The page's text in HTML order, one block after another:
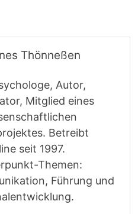
Thönneßen
Autor,
Mitglied eines
Betreibt
seit 1997.
Themen:
Führung und